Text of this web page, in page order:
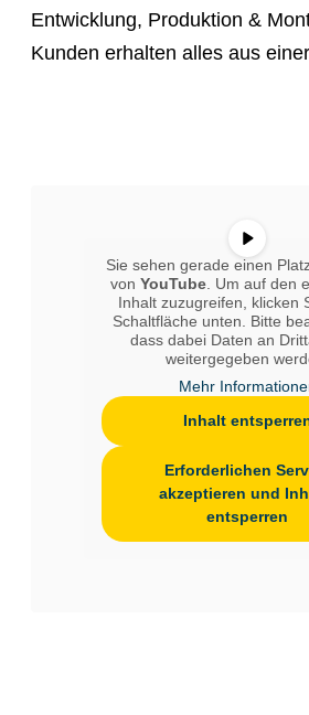
Entwicklung, Produktion &
Kunden erhalten alles aus
Sie sehen gerade einen
von YouTube. Um auf den
Inhalt zuzugreifen, klicken
Schaltfläche unten. Bitte
dass dabei Daten an
weitergegeben
Mehr
Inhalt
Erforderlichen
akzeptieren und
entsperren